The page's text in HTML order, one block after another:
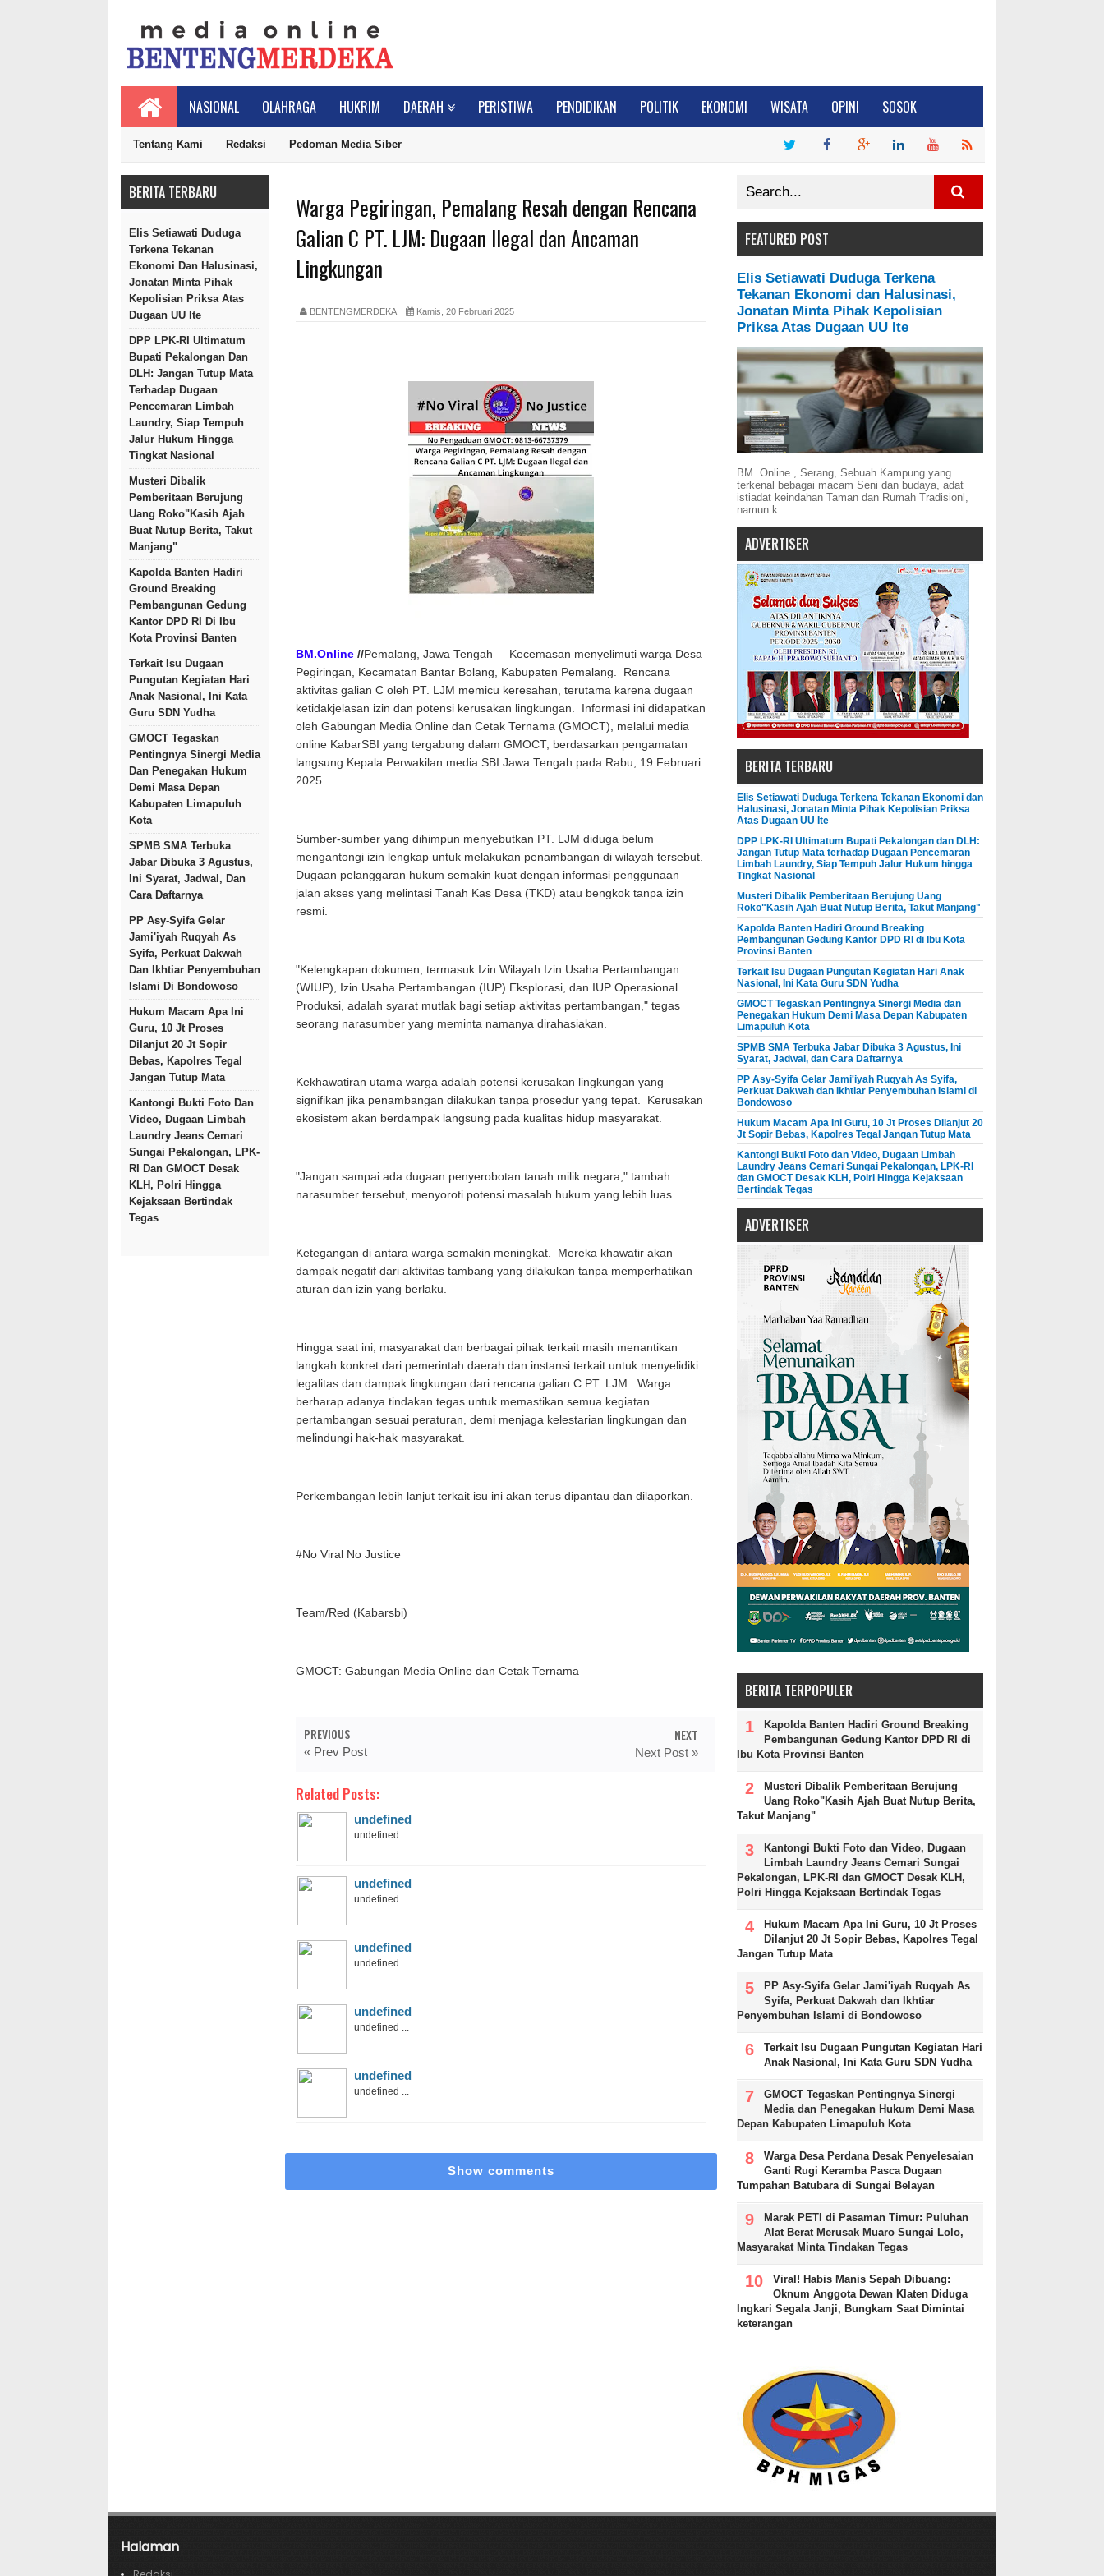
NASIONAL OLAHRAGA HUKRIM DAERAH PERISTIWA PENDIDIKAN POLITIK EKONOMI WISATA OPINI SOSOK
Tentang Kami Redaksi Pedoman Media Siber
BERITA TERBARU
Elis Setiawati Duduga
Terkena Tekanan
Ekonomi Dan Halusinasi,
Jonatan Minta Pihak
Kepolisian Priksa Atas
Dugaan UU Ite
DPP LPK-RI Ultimatum
Bupati Pekalongan Dan
DLH: Jangan Tutup Mata
Terhadap Dugaan
Pencemaran Limbah
Laundry, Siap Tempuh
Jalur Hukum Hingga
Tingkat Nasional
Musteri Dibalik
Pemberitaan Berujung
Uang Roko"Kasih Ajah
Buat Nutup Berita, Takut
Manjang"
Kapolda Banten Hadiri
Ground Breaking
Pembangunan Gedung
Kantor DPD RI Di Ibu
Kota Provinsi Banten
Terkait Isu Dugaan
Pungutan Kegiatan Hari
Anak Nasional, Ini Kata
Guru SDN Yudha
GMOCT Tegaskan
Pentingnya Sinergi Media
Dan Penegakan Hukum
Demi Masa Depan
Kabupaten Limapuluh
Kota
SPMB SMA Terbuka
Jabar Dibuka 3 Agustus,
Ini Syarat, Jadwal, Dan
Cara Daftarnya
PP Asy-Syifa Gelar
Jami'iyah Ruqyah As
Syifa, Perkuat Dakwah
Dan Ikhtiar Penyembuhan
Islami Di Bondowoso
Hukum Macam Apa Ini
Guru, 10 Jt Proses
Dilanjut 20 Jt Sopir
Bebas, Kapolres Tegal
Jangan Tutup Mata
Kantongi Bukti Foto Dan
Video, Dugaan Limbah
Laundry Jeans Cemari
Sungai Pekalongan, LPK-
RI Dan GMOCT Desak
KLH, Polri Hingga
Kejaksaan Bertindak
Tegas
Warga Pegiringan, Pemalang Resah dengan Rencana
Galian C PT. LJM: Dugaan Ilegal dan Ancaman
Lingkungan
BENTENGMERDEKA Kamis, 20 Februari 2025
BM.Online //Pemalang, Jawa Tengah – Kecemasan menyelimuti warga Desa
Pegiringan, Kecamatan Bantar Bolang, Kabupaten Pemalang. Rencana
aktivitas galian C oleh PT. LJM memicu keresahan, terutama karena dugaan
ketidakjelasan izin dan potensi kerusakan lingkungan. Informasi ini didapatkan
oleh Gabungan Media Online dan Cetak Ternama (GMOCT), melalui media
online KabarSBI yang tergabung dalam GMOCT, berdasarkan pengamatan
langsung Kepala Perwakilan media SBI Jawa Tengah pada Rabu, 19 Februari
2025.
Sumber-sumber yang dihimpun menyebutkan PT. LJM diduga belum
mengantongi izin lengkap untuk melakukan penambangan di wilayah tersebut.
Dugaan pelanggaran hukum semakin kuat dengan informasi penggunaan
jalan akses yang melintasi Tanah Kas Desa (TKD) atau bengkok tanpa izin
resmi.
"Kelengkapan dokumen, termasuk Izin Wilayah Izin Usaha Pertambangan
(WIUP), Izin Usaha Pertambangan (IUP) Eksplorasi, dan IUP Operasional
Produksi, adalah syarat mutlak bagi setiap aktivitas pertambangan," tegas
seorang narasumber yang meminta namanya dirahasiakan.
Kekhawatiran utama warga adalah potensi kerusakan lingkungan yang
signifikan jika penambangan dilakukan tanpa prosedur yang tepat. Kerusakan
ekosistem akan berdampak langsung pada kualitas hidup masyarakat.
"Jangan sampai ada dugaan penyerobotan tanah milik negara," tambah
narasumber tersebut, menyoroti potensi masalah hukum yang lebih luas.
Ketegangan di antara warga semakin meningkat. Mereka khawatir akan
dampak negatif dari aktivitas tambang yang dilakukan tanpa memperhatikan
aturan dan izin yang berlaku.
Hingga saat ini, masyarakat dan berbagai pihak terkait masih menantikan
langkah konkret dari pemerintah daerah dan instansi terkait untuk menyelidiki
legalitas dan dampak lingkungan dari rencana galian C PT. LJM. Warga
berharap adanya tindakan tegas untuk memastikan semua kegiatan
pertambangan sesuai peraturan, demi menjaga kelestarian lingkungan dan
melindungi hak-hak masyarakat.
Perkembangan lebih lanjut terkait isu ini akan terus dipantau dan dilaporkan.
#No Viral No Justice
Team/Red (Kabarsbi)
GMOCT: Gabungan Media Online dan Cetak Ternama
PREVIOUS
« Prev Post
NEXT
Next Post »
Related Posts:
undefined
undefined ...
undefined
undefined ...
undefined
undefined ...
undefined
undefined ...
undefined
undefined ...
Show comments
FEATURED POST
Elis Setiawati Duduga Terkena
Tekanan Ekonomi dan Halusinasi,
Jonatan Minta Pihak Kepolisian
Priksa Atas Dugaan UU Ite
BM .Online , Serang, Sebuah Kampung yang
terkenal bebagai macam Seni dan budaya, adat
istiadat keindahan Taman dan Rumah Tradisionl,
namun k...
ADVERTISER
BERITA TERBARU
Elis Setiawati Duduga Terkena Tekanan Ekonomi dan
Halusinasi, Jonatan Minta Pihak Kepolisian Priksa
Atas Dugaan UU Ite
DPP LPK-RI Ultimatum Bupati Pekalongan dan DLH:
Jangan Tutup Mata terhadap Dugaan Pencemaran
Limbah Laundry, Siap Tempuh Jalur Hukum hingga
Tingkat Nasional
Musteri Dibalik Pemberitaan Berujung Uang
Roko"Kasih Ajah Buat Nutup Berita, Takut Manjang"
Kapolda Banten Hadiri Ground Breaking
Pembangunan Gedung Kantor DPD RI di Ibu Kota
Provinsi Banten
Terkait Isu Dugaan Pungutan Kegiatan Hari Anak
Nasional, Ini Kata Guru SDN Yudha
GMOCT Tegaskan Pentingnya Sinergi Media dan
Penegakan Hukum Demi Masa Depan Kabupaten
Limapuluh Kota
SPMB SMA Terbuka Jabar Dibuka 3 Agustus, Ini
Syarat, Jadwal, dan Cara Daftarnya
PP Asy-Syifa Gelar Jami'iyah Ruqyah As Syifa,
Perkuat Dakwah dan Ikhtiar Penyembuhan Islami di
Bondowoso
Hukum Macam Apa Ini Guru, 10 Jt Proses Dilanjut 20
Jt Sopir Bebas, Kapolres Tegal Jangan Tutup Mata
Kantongi Bukti Foto dan Video, Dugaan Limbah
Laundry Jeans Cemari Sungai Pekalongan, LPK-RI
dan GMOCT Desak KLH, Polri Hingga Kejaksaan
Bertindak Tegas
ADVERTISER
BERITA TERPOPULER
Kapolda Banten Hadiri Ground Breaking
Pembangunan Gedung Kantor DPD RI di
Ibu Kota Provinsi Banten
Musteri Dibalik Pemberitaan Berujung
Uang Roko"Kasih Ajah Buat Nutup Berita,
Takut Manjang"
Kantongi Bukti Foto dan Video, Dugaan
Limbah Laundry Jeans Cemari Sungai
Pekalongan, LPK-RI dan GMOCT Desak KLH,
Polri Hingga Kejaksaan Bertindak Tegas
Hukum Macam Apa Ini Guru, 10 Jt Proses
Dilanjut 20 Jt Sopir Bebas, Kapolres Tegal
Jangan Tutup Mata
PP Asy-Syifa Gelar Jami'iyah Ruqyah As
Syifa, Perkuat Dakwah dan Ikhtiar
Penyembuhan Islami di Bondowoso
Terkait Isu Dugaan Pungutan Kegiatan Hari
Anak Nasional, Ini Kata Guru SDN Yudha
GMOCT Tegaskan Pentingnya Sinergi
Media dan Penegakan Hukum Demi Masa
Depan Kabupaten Limapuluh Kota
Warga Desa Perdana Desak Penyelesaian
Ganti Rugi Keramba Pasca Dugaan
Tumpahan Batubara di Sungai Belayan
Marak PETI di Pasaman Timur: Puluhan
Alat Berat Merusak Muaro Sungai Lolo,
Masyarakat Minta Tindakan Tegas
Viral! Habis Manis Sepah Dibuang:
Oknum Anggota Dewan Klaten Diduga
Ingkari Segala Janji, Bungkam Saat Dimintai
keterangan
Halaman